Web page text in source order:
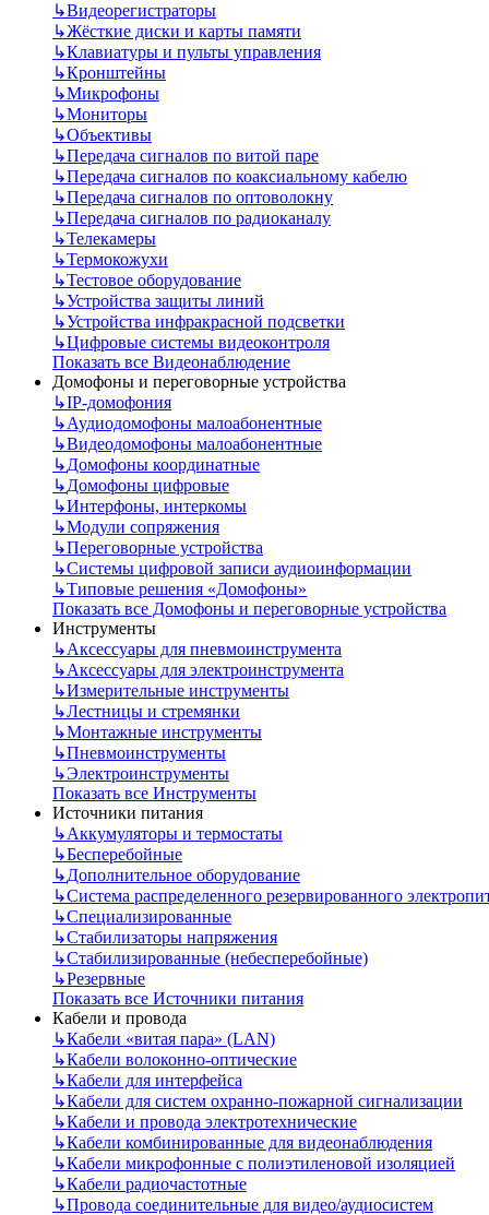
↳Видеорегистраторы
↳Жёсткие диски и карты памяти
↳Клавиатуры и пульты управления
↳Кронштейны
↳Микрофоны
↳Мониторы
↳Объективы
↳Передача сигналов по витой паре
↳Передача сигналов по коаксиальному кабелю
↳Передача сигналов по оптоволокну
↳Передача сигналов по радиоканалу
↳Телекамеры
↳Термокожухи
↳Тестовое оборудование
↳Устройства защиты линий
↳Устройства инфракрасной подсветки
↳Цифровые системы видеоконтроля
Показать все Видеонаблюдение
Домофоны и переговорные устройства
↳IP-домофония
↳Аудиодомофоны малоабонентные
↳Видеодомофоны малоабонентные
↳Домофоны координатные
↳Домофоны цифровые
↳Интерфоны, интеркомы
↳Модули сопряжения
↳Переговорные устройства
↳Системы цифровой записи аудиоинформации
↳Типовые решения «Домофоны»
Показать все Домофоны и переговорные устройства
Инструменты
↳Аксессуары для пневмоинструмента
↳Аксессуары для электроинструмента
↳Измерительные инструменты
↳Лестницы и стремянки
↳Монтажные инструменты
↳Пневмоинструменты
↳Электроинструменты
Показать все Инструменты
Источники питания
↳Аккумуляторы и термостаты
↳Бесперебойные
↳Дополнительное оборудование
↳Система распределенного резервированного
↳Специализированные
↳Стабилизаторы напряжения
↳Стабилизированные (небесперебойные)
↳Резервные
Показать все Источники питания
Кабели и провода
↳Кабели «витая пара» (LAN)
↳Кабели волоконно-оптические
↳Кабели для интерфейса
↳Кабели для систем охранно-пожарной сигнализации
↳Кабели и провода электротехнические
↳Кабели комбинированные для видеонаблюдения
↳Кабели микрофонные с полиэтиленовой изоляцией
↳Кабели радиочастотные
↳Провода соединительные для видео/аудиосистем